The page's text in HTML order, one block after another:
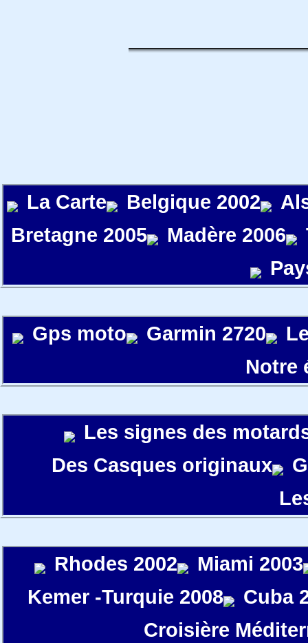
La Carte Belgique 2002
Bretagne 2005
Madère 2006
Gps moto Garmin 2720
Notre
Les signes des
Des Casques originaux
Rhodes 2002
Miami 2003
Kemer -Turquie 2008
Cuba
Croisière